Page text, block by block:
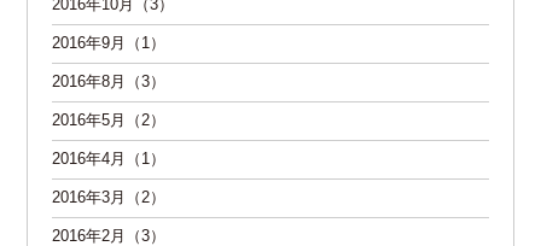
2016年10月（3）
2016年9月（1）
2016年8月（3）
2016年5月（2）
2016年4月（1）
2016年3月（2）
2016年2月（3）